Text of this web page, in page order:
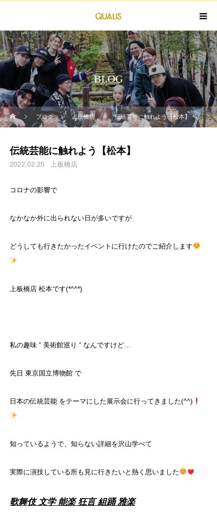
BLOG
ブログ 上板橋店 伝統芸能に触れよう【松本】
伝統芸能に触れよう【松本】
2022.02.25 上板橋店
コロナの影響で
なかなか外に出られない日が多いですが
どうしても行きたかったイベントに行けたのでご紹介します
上板橋店 松本です(*^^*)
私の趣味 ” 美術館巡り ” なんですけど…
先日 東京国立博物館 で
日本の伝統芸能 をテーマにした展示会に行ってきました(^^)
知っているようで、知らない詳細を沢山学べて
実際に演技している所も見に行きたいと熱く思いました
歌舞伎 文学 能楽 狂言 組踊 雅楽